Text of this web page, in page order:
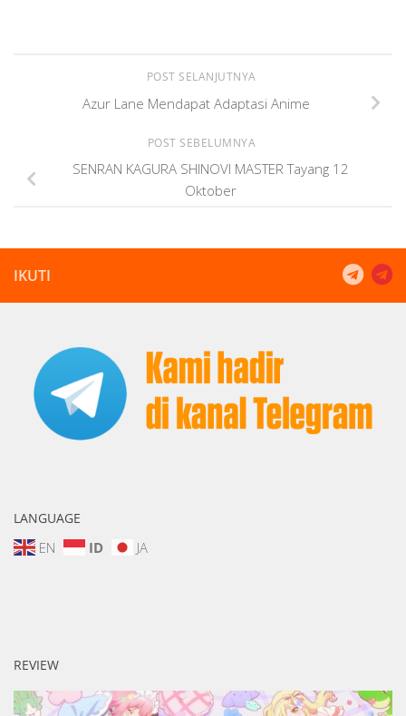
POST SELANJUTNYA
Azur Lane Mendapat Adaptasi Anime
POST SEBELUMNYA
SENRAN KAGURA SHINOVI MASTER Tayang 12
Oktober
IKUTI
LANGUAGE
EN ID JA
REVIEW